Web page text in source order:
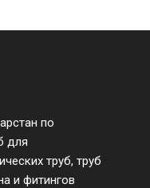
по
для
труб, труб
и фитингов